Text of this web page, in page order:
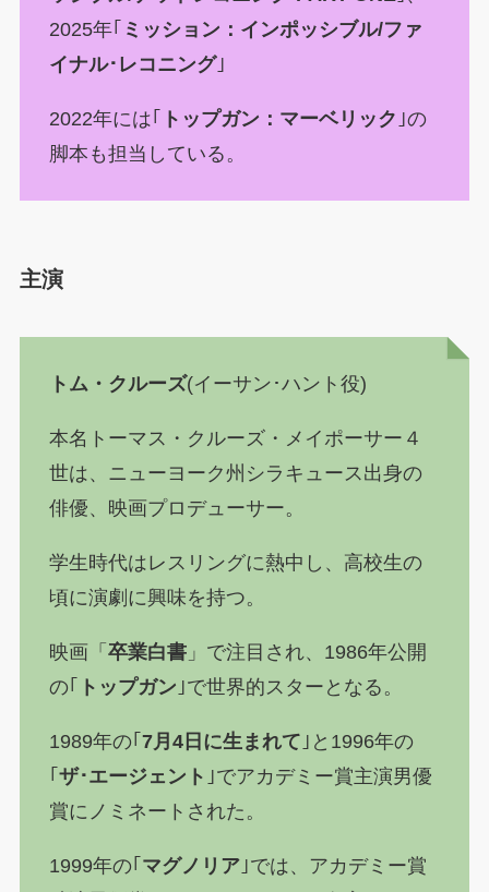
2025年｢ ミッション：インポッシブル/ファ
イナル･レコニング｣
2022年には｢ トップガン：マーベリック ｣の
脚本も担当している。
主演
トム・クルーズ(イーサン･ハント役)
本名トーマス・クルーズ・メイポーサー４
世は、ニューヨーク州シラキュース出身の
俳優、映画プロデューサー。
学生時代はレスリングに熱中し、高校生の
頃に演劇に興味を持つ。
映画「 卒業白書」で注目され、1986年公開
の｢ トップガン ｣で世界的スターとなる。
1989年の｢ 7月4日に生まれて ｣と1996年の
｢ ザ･エージェント ｣でアカデミー賞主演男優
賞にノミネートされた。
1999年の｢ マグノリア｣では、アカデミー賞